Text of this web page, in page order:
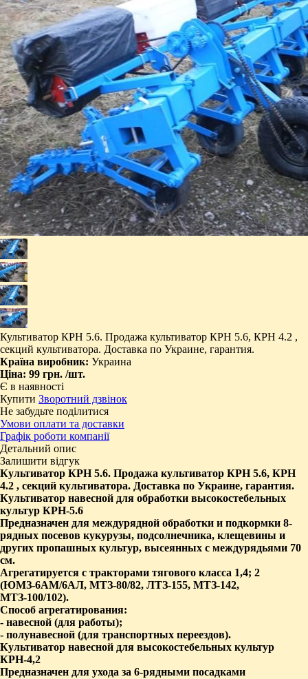
Культиватор КРН 5.6. Продажа культиватор КРН 5.6, КРН 4.2 ,
секций культиватора. Доставка по Украине, гарантия.
Країна виробник: Украина
Ціна: 99 грн. /шт.
Є в наявності
Купити Зворотний дзвінок
Не забудьте поділитися
Умови оплати та доставки
Графік роботи компанії
Детальний опис
Залишити відгук
Культиватор КРН 5.6. Продажа культиватор КРН 5.6, КРН
4.2 , секций культиватора. Доставка по Украине, гарантия.
Культиватор навесной для обработки высокостебельных
культур КРН-5.6
Предназначен для междурядной обработки и подкормки 8-
рядных посевов кукурузы, подсолнечника, клещевины и
других пропашных культур, высеянных с междурядьями 70
см.
Агрегатируется с тракторами тягового класса 1,4; 2
(ЮМЗ-6АМ/6АЛ, МТЗ-80/82, ЛТЗ-155, МТЗ-142,
МТЗ-100/102).
Способ агрегатирования:
- навесной (для работы);
- полунавесной (для транспортных переездов).
Культиватор навесной для высокостебельных культур
КРН-4,2
Предназначен для ухода за 6-рядными посадками